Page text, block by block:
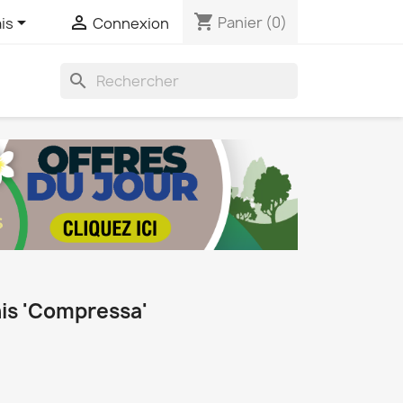
  Connexion shopping_cart Panier (0)
search
'Compressa'